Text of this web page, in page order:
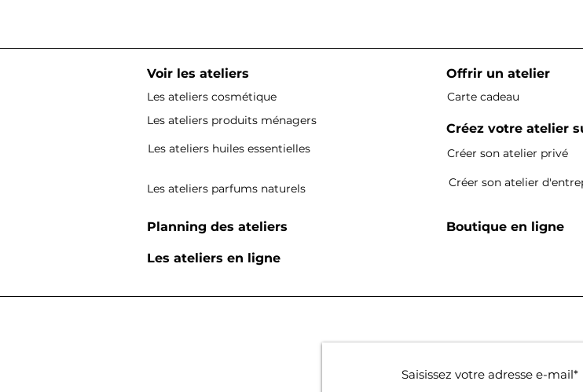
Voir les ateliers
Les ateliers cosmétique
Les ateliers produits ménagers
Les ateliers huiles essentielles
Les ateliers parfums naturels
Planning des ateliers
Offrir un atelier
Carte cadeau
Créez votre atelier
Créer son atelier privé
Créer son atelier
Boutique en ligne
Les ateliers en ligne